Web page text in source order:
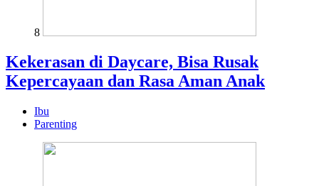
8
Kekerasan di Daycare, Bisa Rusak
Kepercayaan dan Rasa Aman Anak
Ibu
Parenting